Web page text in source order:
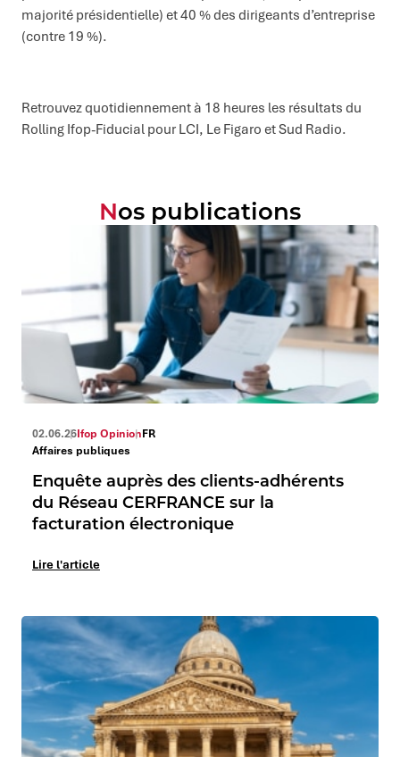
majorité présidentielle) et 40 % des dirigeants d’entreprise
(contre 19 %).
Retrouvez quotidiennement à 18 heures les résultats du
Rolling Ifop-Fiducial pour LCI, Le Figaro et Sud Radio.
Nos publications
02.06.26Ifop OpinionFR
Affaires publiques
Enquête auprès des clients-adhérents
du Réseau CERFRANCE sur la
facturation électronique
Lire l'article